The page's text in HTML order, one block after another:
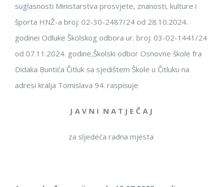
suglasnosti Ministarstva prosvjete, znanosti, kulture i
športa HNŽ-a broj: 02-30-2487/24 od 28.10.2024.
godinei Odluke Školskog odbora ur. broj: 03-02-1441 /24
od 07.11 .2024. godine,Školski odbor Osnovne škole fra
Didaka Buntića Čitluk sa sjedištem Škole u Čitluku na
adresi kralja Tomislava 94. raspisuje
J A V N I N A T J E Č A J
za sljedeća radna mjesta